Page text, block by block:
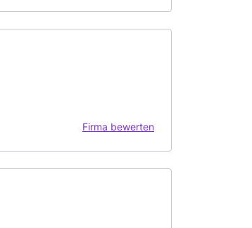
Firma bewerten